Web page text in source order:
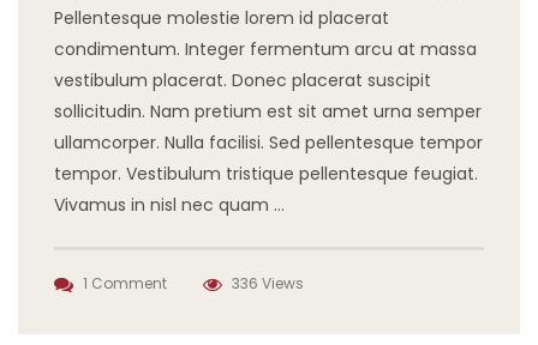
Pellentesque molestie lorem id placerat
condimentum. Integer fermentum arcu at massa
vestibulum placerat. Donec placerat suscipit
sollicitudin. Nam pretium est sit amet urna semper
ullamcorper. Nulla facilisi. Sed pellentesque tempor
tempor. Vestibulum tristique pellentesque feugiat.
Vivamus in nisl nec quam …
1 Comment 336 Views